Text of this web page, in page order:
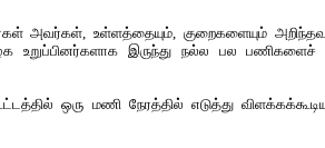
அவர்கள், உள்ளத்தையும், குறைகளையும்
உறுப்பினர்களாக இருந்து நல்ல பல
ஒரு மணி நேரத்தில் எடுத்து